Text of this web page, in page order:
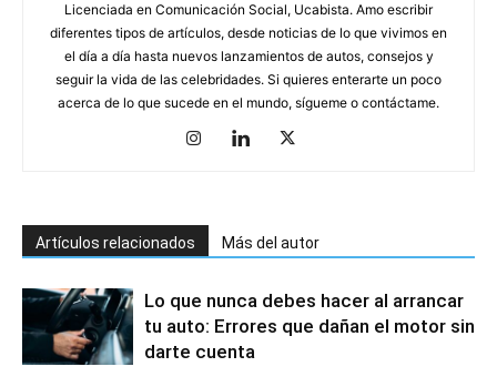
Licenciada en Comunicación Social, Ucabista. Amo escribir
diferentes tipos de artículos, desde noticias de lo que vivimos en
el día a día hasta nuevos lanzamientos de autos, consejos y
seguir la vida de las celebridades. Si quieres enterarte un poco
acerca de lo que sucede en el mundo, sígueme o contáctame.
Artículos relacionados Más del autor
Lo que nunca debes hacer al arrancar
tu auto: Errores que dañan el motor sin
darte cuenta